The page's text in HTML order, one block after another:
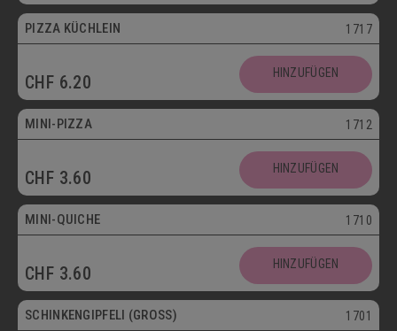
PIZZA KÜCHLEIN 1717
CHF 6.20 HINZUFÜGEN
Mini
MINI-PIZZA 1712
CHF 3.60 HINZUFÜGEN
Mini
MINI-QUICHE 1710
CHF 3.60 HINZUFÜGEN
SCHINKENGIPFELI (GROSS) 1701